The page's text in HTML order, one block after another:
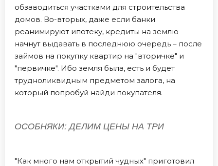
обзаводиться участками для строительства
домов. Во-вторых, даже если банки
реанимируют ипотеку, кредиты на землю
начнут выдавать в последнюю очередь – после
займов на покупку квартир на "вторичке" и
"первичке". Ибо земля была, есть и будет
трудноликвидным предметом залога, на
который попробуй найди покупателя.
ОСОБНЯКИ: ДЕЛИМ ЦЕНЫ НА ТРИ
"Как много нам открытий чудных" приготовил